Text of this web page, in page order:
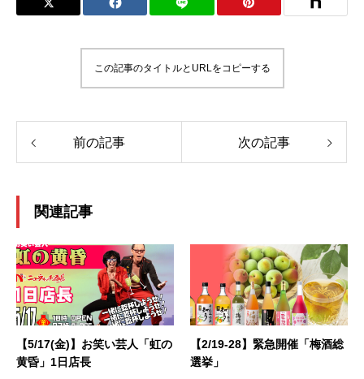
この記事のタイトルとURLをコピーする
前の記事 次の記事
関連記事
【5/17(金)】お笑い芸人「虹の
黄昏」1日店長
【2/19-28】緊急開催「梅酒総
選挙」